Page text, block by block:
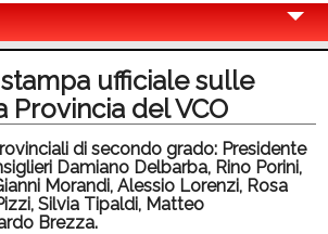
ufficiale sulle
Provincia del VCO
di secondo grado: Presidente
Damiano Delbarba, Rino Porini,
Morandi, Alessio Lorenzi, Rosa
Silvia Tipaldi, Matteo
Brezza.